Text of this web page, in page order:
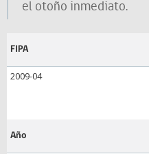
el otoño inmediato.
FIPA
2009-04
Año